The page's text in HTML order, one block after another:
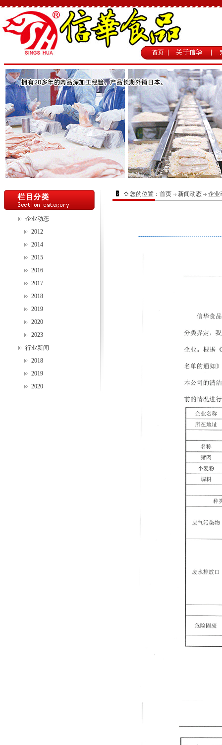
企业动态
2012
2014
2015
2016
2017
2018
2019
2020
2023
行业新闻
2018
2019
2020
您的位置： 首页 新闻动态 企业